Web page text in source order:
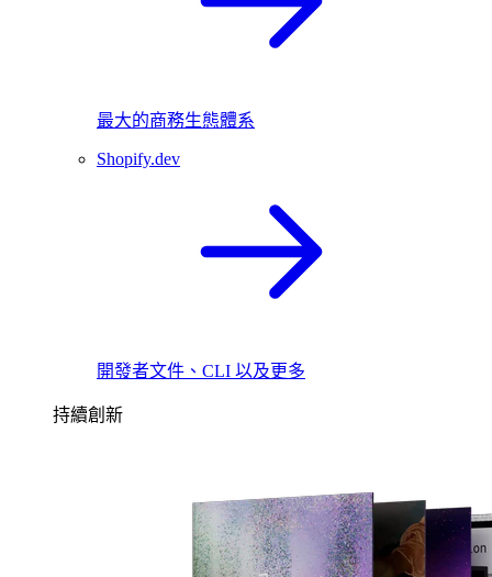
最大的商務生態體系
Shopify.dev
開發者文件、CLI 以及更多
持續創新